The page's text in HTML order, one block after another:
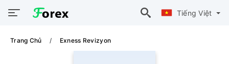
Tiếng Việt
Trang Chủ Exness Revizyon